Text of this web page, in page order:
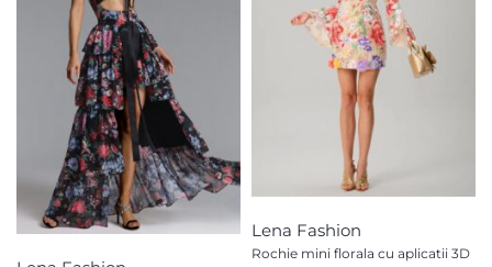
Lena Fashion
Rochie mini florala cu aplicatii 3D